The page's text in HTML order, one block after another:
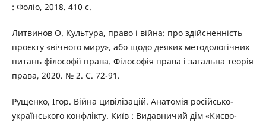
: Фоліо, 2018. 410 с.
Литвинов О. Культура, право і війна: про здійсненність
проєкту «вічного миру», або щодо деяких методологічних
питань філософії права. Філософія права і загальна теорія
права, 2020. № 2. С. 72-91.
Рущенко, Ігор. Війна цивілізацій. Анатомія російсько-
українського конфлікту. Київ : Видавничий дім «Києво-